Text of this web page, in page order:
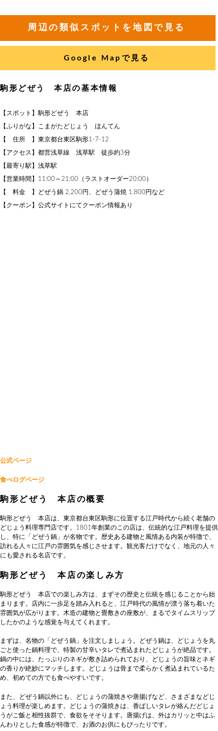
周辺の類似スポットを地図で見る
Google Mapで見る
駒形どぜう 本店の基本情報
【スポット】駒形どぜう 本店
【ふりがな】こまがたどじょう ほんてん
【 住所 】東京都台東区駒形1-7-12
【アクセス】都営浅草線 浅草駅 徒歩約3分
【最寄り駅】浅草駅
【営業時間】11:00～21:00（ラストオーダー20:00）
【 料金 】どぜう鍋 2,200円、どぜう蒲焼 1,800円など
【クーポン】公式サイトにてクーポン情報あり
公式ページ
食べログページ
駒形どぜう 本店の概要
駒形どぜう 本店は、東京都台東区駒形に位置する江戸時代から続く老舗の
どじょう料理専門店です。1801年創業のこの店は、伝統的な江戸料理を提供
し、特に「どぜう鍋」が名物です。歴史ある建物と風情ある内装が特徴で、
訪れる人々に江戸の雰囲気を感じさせます。観光客だけでなく、地元の人々
にも愛される名店です。
駒形どぜう 本店の楽しみ方
駒形どぜう 本店での楽しみ方は、まずその歴史と伝統を感じることから始
まります。店内に一歩足を踏み入れると、江戸時代の風情が漂う落ち着いた
雰囲気が広がります。木造の建物と畳敷きの座敷が、まるでタイムスリップ
したかのような感覚を与えてくれます。
まずは、名物の「どぜう鍋」を注文しましょう。どぜう鍋は、どじょうを丸
ごと使った鍋料理で、特製の甘辛いタレで煮込まれたどじょうが絶品です。
鍋の中には、たっぷりのネギが敷き詰められており、どじょうの旨味とネギ
の香りが絶妙にマッチします。どじょうは骨まで柔らかく煮込まれているた
め、初めての方でも食べやすいです。
また、どぜう鍋以外にも、どじょうの蒲焼きや唐揚げなど、さまざまなどじ
ょう料理が楽しめます。どじょうの蒲焼きは、香ばしいタレが絡んだどじょ
うがご飯と相性抜群で、食欲をそそります。唐揚げは、外はカリッと中はふ
んわりとした食感が特徴で、お酒のお供にもぴったりです。